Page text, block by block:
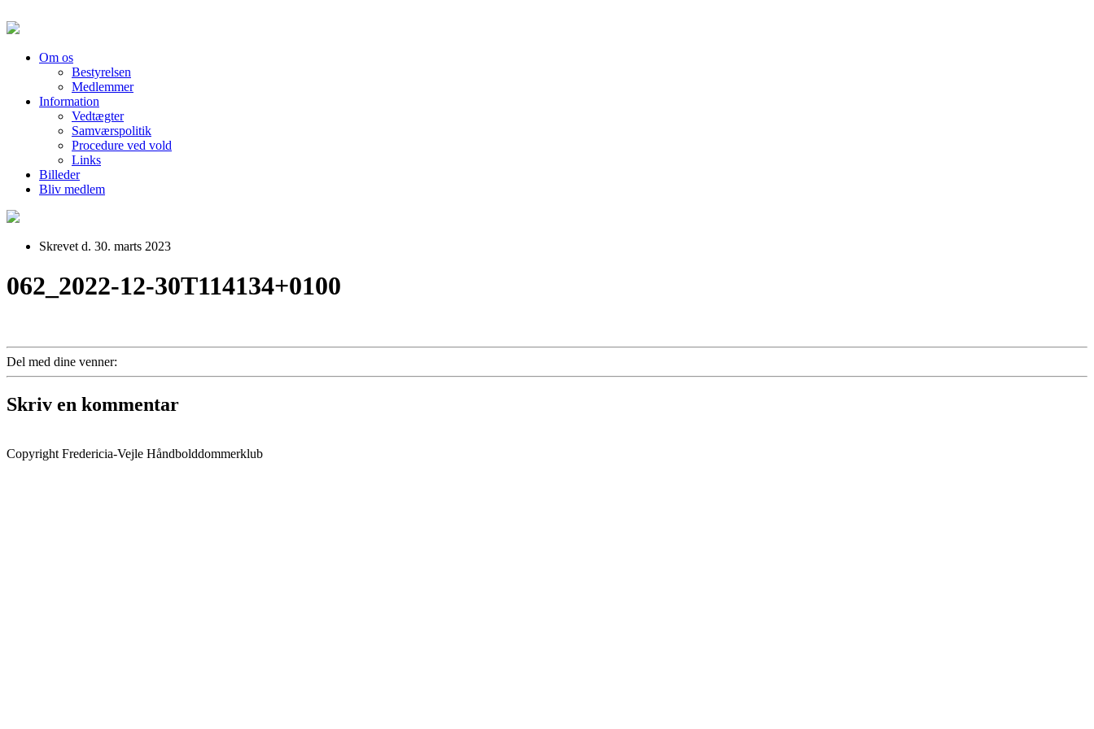
Om os
Bestyrelsen
Medlemmer
Information
Vedtægter
Samværspolitik
Procedure ved vold
Links
Billeder
Bliv medlem
Skrevet d. 30. marts 2023
062_2022-12-30T114134+0100
Del med dine venner:
Skriv en kommentar
Copyright Fredericia-Vejle Håndbolddommerklub